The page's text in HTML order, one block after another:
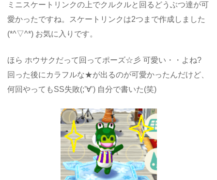
ミニスケートリンクの上でクルクルと回るどうぶつ達が可
愛かったですね。スケートリンクは2つまで作成しました
(*^▽^*) お気に入りです。
ほら ホウサクだって回ってポーズ☆彡 可愛い・・よね?
回った後にカラフルな★が出るのが可愛かったんだけど、
何回やってもSS失敗(;’∀’) 自分で書いた(笑)